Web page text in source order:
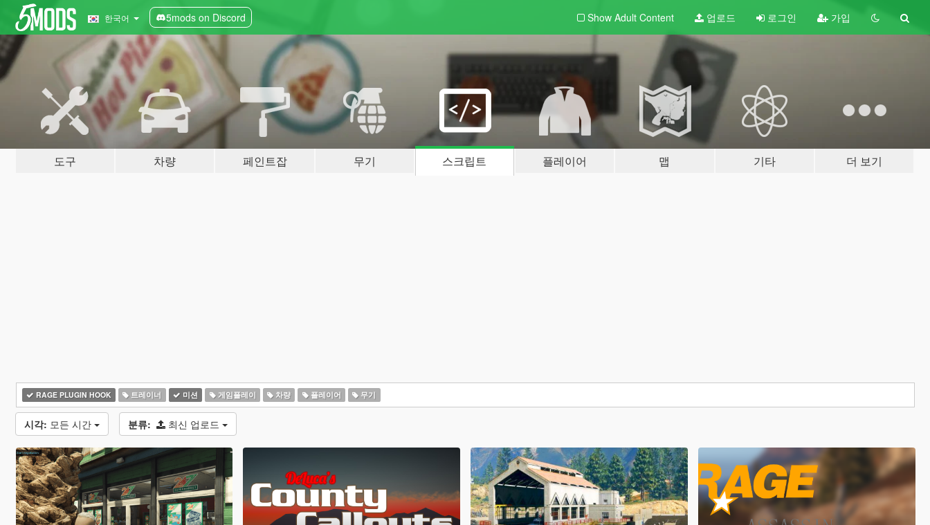
한국어 5mods on Discord Show Adult Content 업로드 로그인 가입
도구 차량 페인트잡 무기 스크립트 플레이어 맵 기타 더 보기
RAGE PLUGIN HOOK 트레이너 미션 게임플레이 차량 플레이어 무기
시각: 모든 시간 분류: 최신 업로드